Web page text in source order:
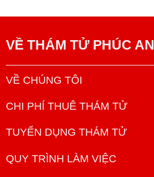
VỀ THÁM TỬ PHÚC AN
VỀ CHÚNG TÔI
CHI PHÍ THUÊ THÁM TỬ
TUYỂN DỤNG THÁM TỬ
QUY TRÌNH LÀM VIỆC